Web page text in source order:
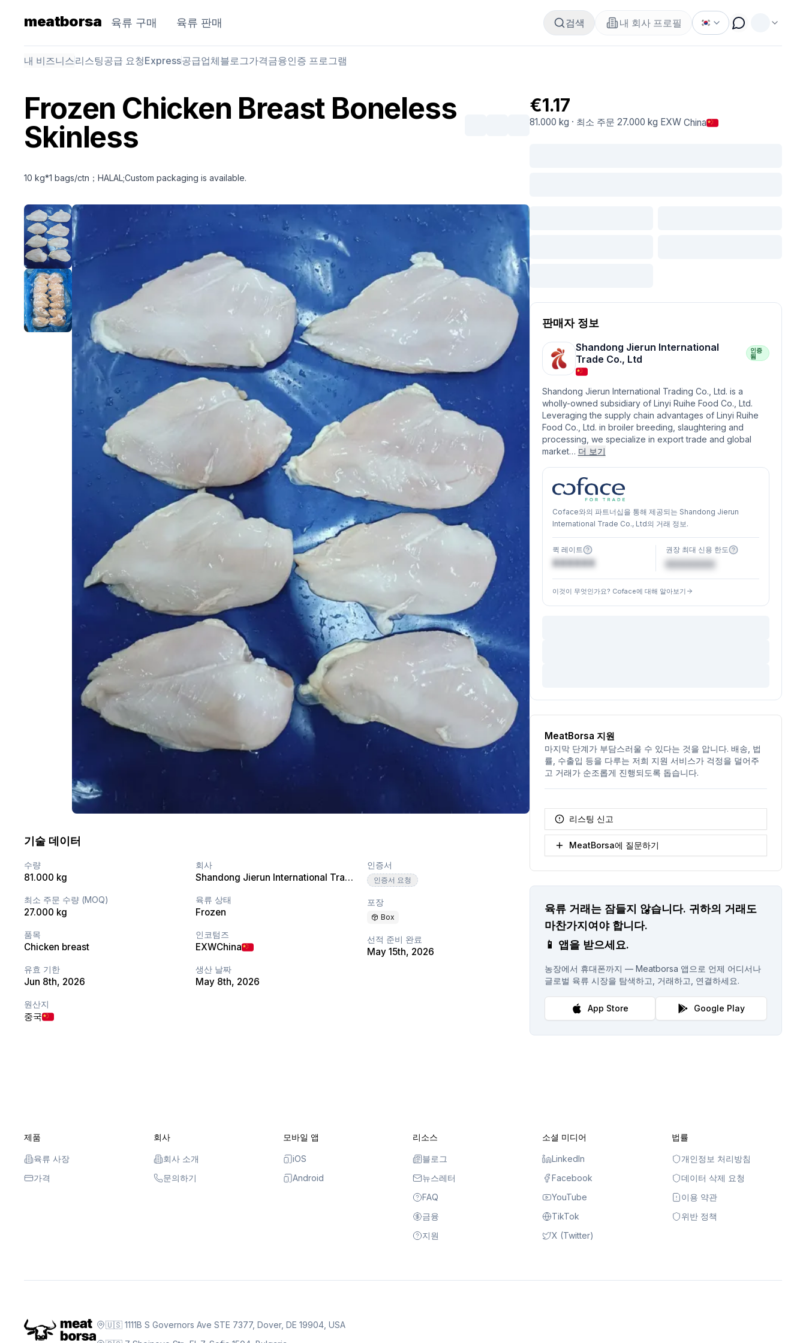
meatborsa 육류 구매 육류 판매 검색 내 회사 프로필
내 비즈니스리스팅공급 요청Express공급업체블로그가격금융인증 프로그램
Frozen Chicken Breast Boneless
Skinless
10 kg*1 bags/ctn；HALAL;Custom packaging is available.
기술 데이터
수량
81.000 kg
최소 주문 수량 (MOQ)
27.000 kg
품목
Chicken breast
유효 기한
Jun 8th, 2026
원산지
중국
회사
Shandong Jierun International Trade Co., Ltd
육류 상태
Frozen
인코텀즈
EXWChina
생산 날짜
May 8th, 2026
인증서
인증서 요청
포장
Box
선적 준비 완료
May 15th, 2026
€1.17
81.000 kg · 최소 주문 27.000 kg EXW China
판매자 정보
Shandong Jierun International
Trade Co., Ltd
인증
됨
Shandong Jierun International Trading Co., Ltd. is a
wholly-owned subsidiary of Linyi Ruihe Food Co., Ltd.
Leveraging the supply chain advantages of Linyi Ruihe
Food Co., Ltd. in broiler breeding, slaughtering and
processing, we specialize in export trade and global
market… 더 보기
Coface와의 파트너십을 통해 제공되는 Shandong Jierun
International Trade Co., Ltd의 거래 정보.
퀵 레이트
XXXXXX
권장 최대 신용 한도
€XXXXXX
이것이 무엇인가요? Coface에 대해 알아보기
MeatBorsa 지원
마지막 단계가 부담스러울 수 있다는 것을 압니다. 배송, 법
률, 수출입 등을 다루는 저희 지원 서비스가 걱정을 덜어주
고 거래가 순조롭게 진행되도록 돕습니다.
리스팅 신고
MeatBorsa에 질문하기
육류 거래는 잠들지 않습니다. 귀하의 거래도
마찬가지여야 합니다.
📱 앱을 받으세요.
농장에서 휴대폰까지 — Meatborsa 앱으로 언제 어디서나
글로벌 육류 시장을 탐색하고, 거래하고, 연결하세요.
App Store Google Play
제품
육류 사장
가격
회사
회사 소개
문의하기
모바일 앱
iOS
Android
리소스
블로그
뉴스레터
FAQ
금융
지원
소셜 미디어
LinkedIn
Facebook
YouTube
TikTok
X (Twitter)
법률
개인정보 처리방침
데이터 삭제 요청
이용 약관
위반 정책
🇺🇸 1111B S Governors Ave STE 7377, Dover, DE 19904, USA